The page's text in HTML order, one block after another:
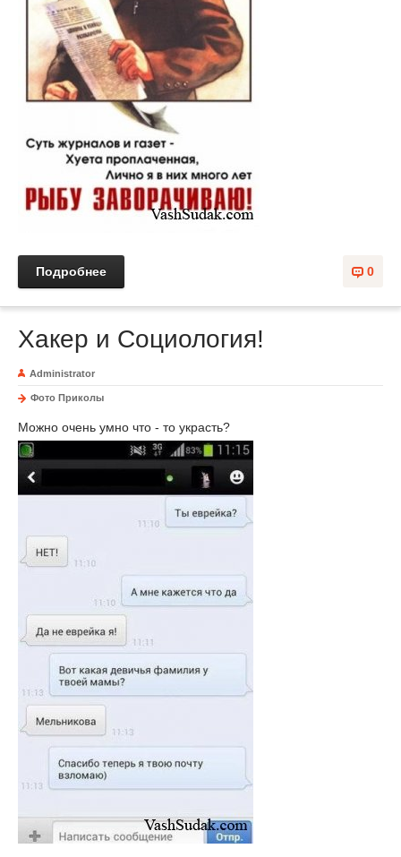
0
Подробнее
Хакер и Социология!
Administrator
Фото Приколы
Можно очень умно что - то украсть?